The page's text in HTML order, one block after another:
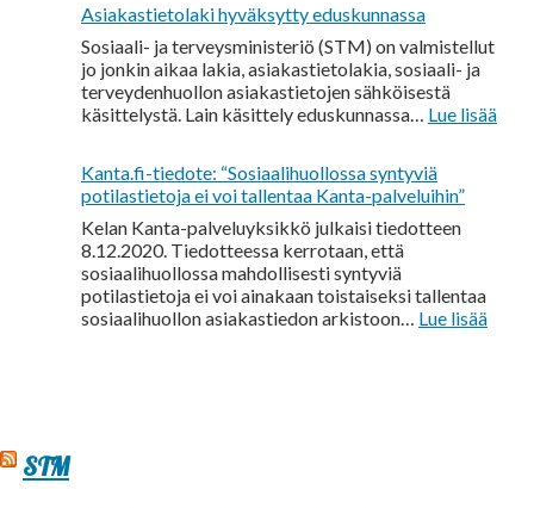
palvelu
tiedottaa
sosiaalihuollon
rekisterinkäyttöoikedesta
Asiakastietolaki hyväksytty eduskunnassa
Sosiaali- ja terveysministeriö (STM) on valmistellut
jo jonkin aikaa lakia, asiakastietolakia, sosiaali- ja
terveydenhuollon asiakastietojen sähköisestä
käsittelystä. Lain käsittely eduskunnassa… Lue lisää:
Kanta.fi-tiedote: “Sosiaalihuollossa syntyviä
potilastietoja ei voi tallentaa Kanta-palveluihin”
Kelan Kanta-palveluyksikkö julkaisi tiedotteen
8.12.2020. Tiedotteessa kerrotaan, että
sosiaalihuollossa mahdollisesti syntyviä
potilastietoja ei voi ainakaan toistaiseksi tallentaa
sosiaalihuollon asiakastiedon arkistoon… Lue lisää:
STM